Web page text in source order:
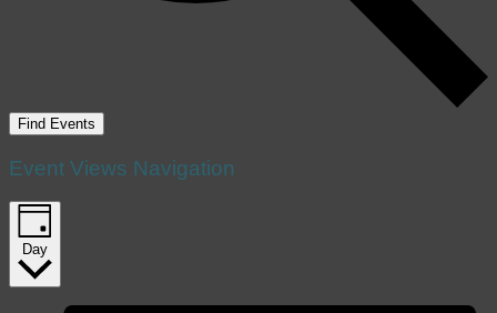
Find Events
Event Views Navigation
Day